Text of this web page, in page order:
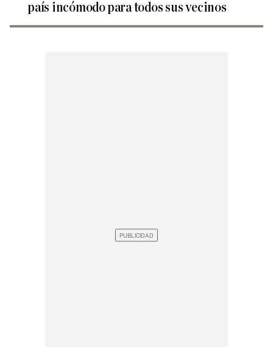
país incómodo para todos sus vecinos